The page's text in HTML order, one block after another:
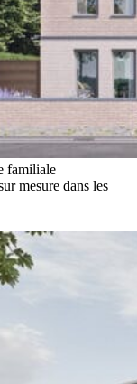
familiale
mesure dans les